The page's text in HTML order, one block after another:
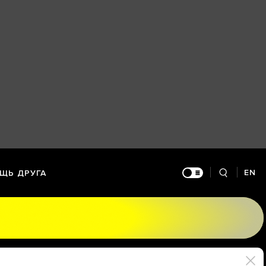
ДРУГА EN